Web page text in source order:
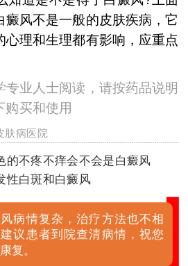
癜风不是一般的皮肤疾病，它
心理和生理都有影响，应重点
业人士阅读，请按药品说明
购买和使用
肤病医院
的不疼不痒会不会是白癜风
性白斑和白癜风
病情复杂，治疗方法也不相
议患者到院查清病情，祝您
复。